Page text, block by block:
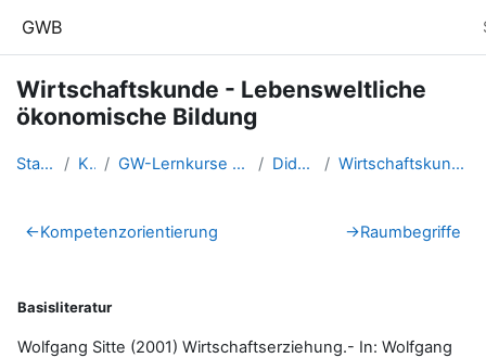
GWB
Wirtschaftskunde - Lebensweltliche
ökonomische Bildung
Startseite Kurse GW-Lernkurse aus der Fortbildu... Didaktik GW Wirtschaftskunde - Lebensweltl...
Abschnittsübersicht
←Kompetenzorientierung →Raumbegriffe
Basisliteratur
Wolfgang Sitte (2001) Wirtschaftserziehung.- In: Wolfgang